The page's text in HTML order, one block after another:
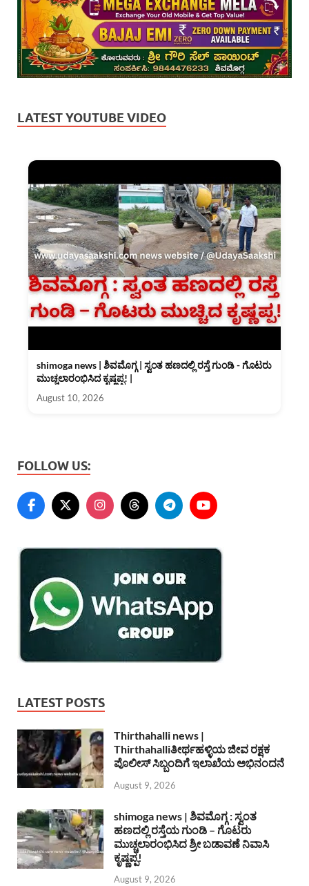
LATEST YOUTUBE VIDEO
shimoga news | ಶಿವಮೊಗ್ಗ | ಸ್ವಂತ ಹಣದಲ್ಲಿ ರಸ್ತೆ ಗುಂಡಿ - ಗೊಟರು
ಮುಚ್ಚಲಾರಂಭಿಸಿದ ಕೃಷ್ಣಪ್ಪ! |
August 10, 2026
FOLLOW US:
LATEST POSTS
Thirthahalli news |
Thirthahalliತೀರ್ಥಹಳ್ಳಿಯ ಜೀವ ರಕ್ಷಕ
ಪೊಲೀಸ್ ಸಿಬ್ಬಂದಿಗೆ ಇಲಾಖೆಯ ಅಭಿನಂದನೆ
August 9, 2026
shimoga news | ಶಿವಮೊಗ್ಗ : ಸ್ವಂತ
ಹಣದಲ್ಲಿ ರಸ್ತೆಯ ಗುಂಡಿ – ಗೊಟರು
ಮುಚ್ಚಲಾರಂಭಿಸಿದ ಶ್ರೀ ಬಡಾವಣೆ ನಿವಾಸಿ
ಕೃಷ್ಣಪ್ಪ!
August 9, 2026